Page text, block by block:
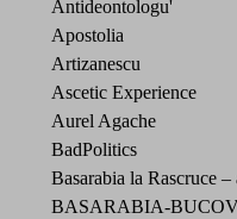
Antideontologu'
Apostolia
Artizanescu
Ascetic Experience
Aurel Agache
BadPolitics
Basarabia la Rascruce
BASARABIA-